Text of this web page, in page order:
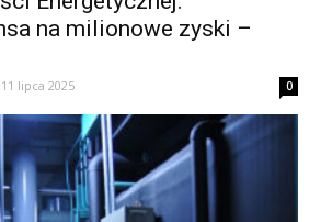
na milionowe zyski –
11 lipca 2025 0